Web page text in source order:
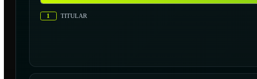
1 TITULAR